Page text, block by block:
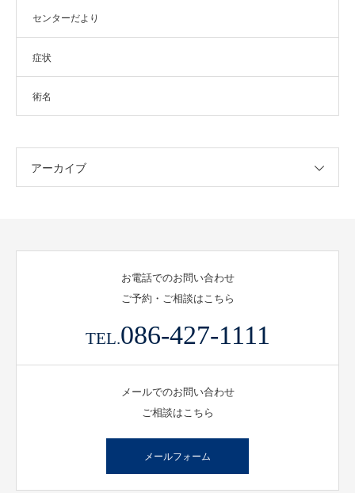
センターだより
症状
術名
アーカイブ
お電話でのお問い合わせ
ご予約・ご相談はこちら
TEL.086-427-1111
メールでのお問い合わせ
ご相談はこちら
メールフォーム